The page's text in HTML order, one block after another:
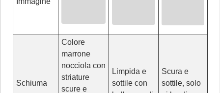
Schiuma
Colore
marrone
nocciola con
striature
scure e
Limpida e
sottile con
Scura e
sottile, solo